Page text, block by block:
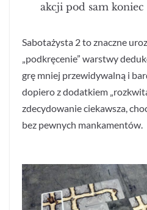
akcji pod sam
Sabotażysta 2 to znaczne
„podkręcenie” warstwy
grę mniej przewidywalną i
dopiero z dodatkiem
zdecydowanie ciekawsza,
bez pewnych mankamentów.